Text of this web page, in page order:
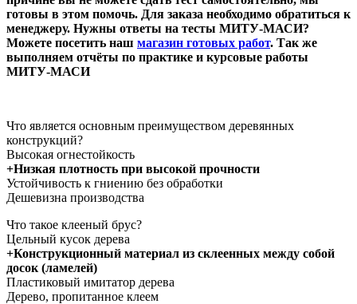
готовы в этом помочь. Для заказа необходимо обратиться к
менеджеру. Нужны ответы на тесты МИТУ-МАСИ?
Можете посетить наш магазин готовых работ. Так же
выполняем отчёты по практике и курсовые работы
МИТУ-МАСИ
Что является основным преимуществом деревянных
конструкций?
Высокая огнестойкость
+Низкая плотность при высокой прочности
Устойчивость к гниению без обработки
Дешевизна производства
Что такое клееный брус?
Цельный кусок дерева
+Конструкционный материал из склеенных между собой
досок (ламелей)
Пластиковый имитатор дерева
Дерево, пропитанное клеем